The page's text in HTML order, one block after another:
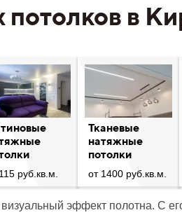
в
руб.кв.м.
Тканевые
натяжные
потолки
от 1400 руб.кв.м.
визуальный эффект полотна. С